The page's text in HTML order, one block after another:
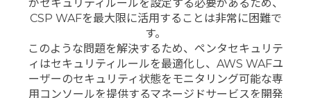
がセキュリティルールを設定する必要があるため、
CSP WAFを最大限に活用することは非常に困難で
す。
このような問題を解決するため、ペンタセキュリテ
ィはセキュリティルールを最適化し、AWS WAFユ
ーザーのセキュリティ状態をモニタリング可能な専
用コンソールを提供するマネージドサービスを開発